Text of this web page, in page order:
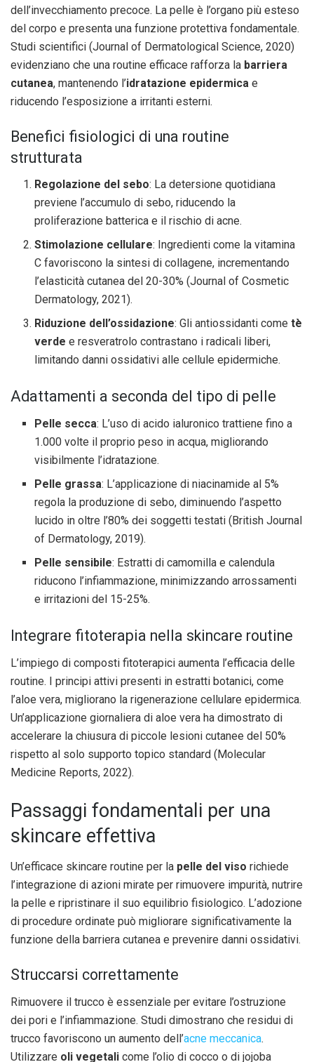
dell’invecchiamento precoce. La pelle è l’organo più esteso
del corpo e presenta una funzione protettiva fondamentale.
Studi scientifici (Journal of Dermatological Science, 2020)
evidenziano che una routine efficace rafforza la barriera
cutanea, mantenendo l’idratazione epidermica e
riducendo l’esposizione a irritanti esterni.
Benefici fisiologici di una routine
strutturata
Regolazione del sebo: La detersione quotidiana
previene l’accumulo di sebo, riducendo la
proliferazione batterica e il rischio di acne.
Stimolazione cellulare: Ingredienti come la vitamina
C favoriscono la sintesi di collagene, incrementando
l’elasticità cutanea del 20-30% (Journal of Cosmetic
Dermatology, 2021).
Riduzione dell’ossidazione: Gli antiossidanti cometè
verde e resveratrolo contrastano i radicali liberi,
limitando danni ossidativi alle cellule epidermiche.
Adattamenti a seconda del tipo di pelle
Pelle secca: L’uso di acido ialuronico trattiene fino a
1.000 volte il proprio peso in acqua, migliorando
visibilmente l’idratazione.
Pelle grassa: L’applicazione di niacinamide al 5%
regola la produzione di sebo, diminuendo l’aspetto
lucido in oltre l’80% dei soggetti testati (British Journal
of Dermatology, 2019).
Pelle sensibile: Estratti di camomilla e calendula
riducono l’infiammazione, minimizzando arrossamenti
e irritazioni del 15-25%.
Integrare fitoterapia nella skincare routine
L’impiego di composti fitoterapici aumenta l’efficacia delle
routine. I principi attivi presenti in estratti botanici, come
l’aloe vera, migliorano la rigenerazione cellulare epidermica.
Un’applicazione giornaliera di aloe vera ha dimostrato di
accelerare la chiusura di piccole lesioni cutanee del 50%
rispetto al solo supporto topico standard (Molecular
Medicine Reports, 2022).
Passaggi fondamentali per una
skincare effettiva
Un’efficace skincare routine per la pelle del viso richiede
l’integrazione di azioni mirate per rimuovere impurità, nutrire
la pelle e ripristinare il suo equilibrio fisiologico. L’adozione
di procedure ordinate può migliorare significativamente la
funzione della barriera cutanea e prevenire danni ossidativi.
Struccarsi correttamente
Rimuovere il trucco è essenziale per evitare l’ostruzione
dei pori e l’infiammazione. Studi dimostrano che residui di
trucco favoriscono un aumento dell’acne meccanica.
Utilizzare oli vegetali come l’olio di cocco o di jojoba